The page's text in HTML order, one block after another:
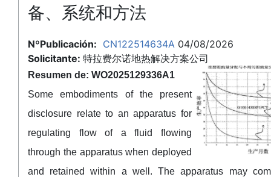
备、系统和方法
NºPublicación: CN122514634A 04/08/2026
Solicitante: 特拉费尔诺地热解决方案公司
Resumen de: WO2025129336A1
Some embodiments of the present
disclosure relate to an apparatus for
regulating flow of a fluid flowing
through the apparatus when deployed
and retained within a well. The apparatus may